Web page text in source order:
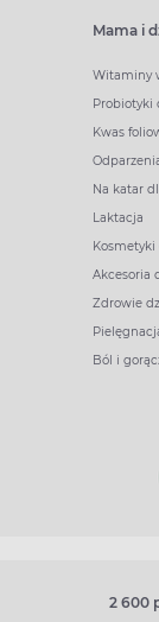
Mama i
Witaminy
Probiotyki
Kwas
Na katar
Laktacja
Akcesoria
Zdrowie
Ból i
2 600